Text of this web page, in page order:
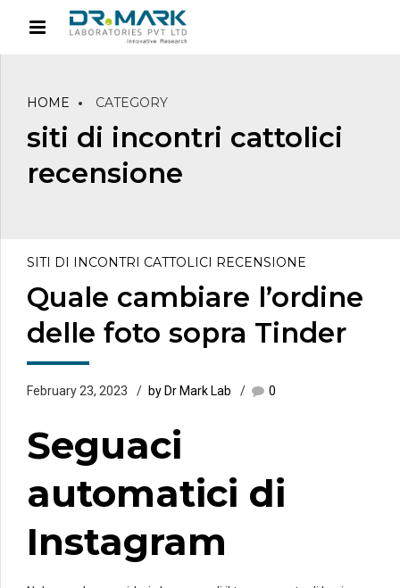
HOME CATEGORY
siti di incontri cattolici
recensione
SITI DI INCONTRI CATTOLICI RECENSIONE
Quale cambiare l’ordine
delle foto sopra Tinder
February 23, 2023 by Dr Mark Lab 0
Seguaci
automatici di
Instagram